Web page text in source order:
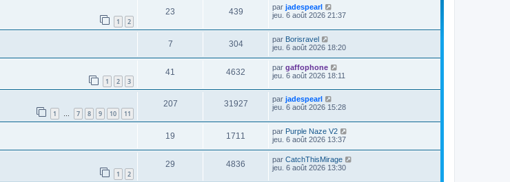
1 2
23 439 par jadespearl
jeu. 6 août 2026 21:37
7 304 par Borisravel
jeu. 6 août 2026 18:20
1 2 3
41 4632 par gaffophone
jeu. 6 août 2026 18:11
1 … 7 8 9 10 11
207 31927 par jadespearl
jeu. 6 août 2026 15:28
19 1711 par Purple Naze V2
jeu. 6 août 2026 13:37
1 2
29 4836 par CatchThisMirage
jeu. 6 août 2026 13:30